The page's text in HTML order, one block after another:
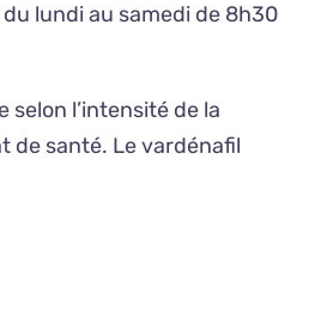
lundi au samedi de 8h30
l’intensité de la
de santé. Le vardénafil